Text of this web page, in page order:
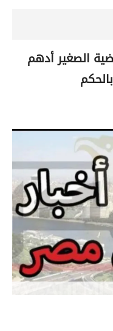
الصغير أدهم